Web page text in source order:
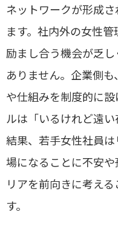
ネットワークが形成
ます。社内外の女性管
励まし合う機会が乏
ありません。企業側
や仕組みを制度的に
ルは「いるけれど遠
結果、若手女性社員
場になることに不安
リアを前向きに考え
す。